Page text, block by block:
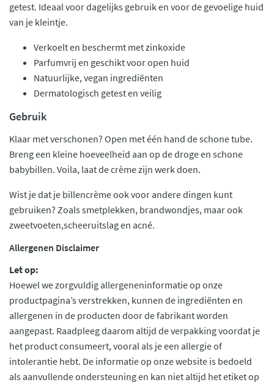
getest. Ideaal voor dagelijks gebruik en voor de gevoelige huid
van je kleintje.
Verkoelt en beschermt met zinkoxide
Parfumvrij en geschikt voor open huid
Natuurlijke, vegan ingrediënten
Dermatologisch getest en veilig
Gebruik
Klaar met verschonen? Open met één hand de schone tube.
Breng een kleine hoeveelheid aan op de droge en schone
babybillen. Voila, laat de crème zijn werk doen.
Wist je dat je billencrème ook voor andere dingen kunt
gebruiken? Zoals smetplekken, brandwondjes, maar ook
zweetvoeten,scheeruitslag en acné.
Allergenen Disclaimer
Let op:
Hoewel we zorgvuldig allergeneninformatie op onze
productpagina’s verstrekken, kunnen de ingrediënten en
allergenen in de producten door de fabrikant worden
aangepast. Raadpleeg daarom altijd de verpakking voordat je
het product consumeert, vooral als je een allergie of
intolerantie hebt. De informatie op onze website is bedoeld
als aanvullende ondersteuning en kan niet altijd het etiket op